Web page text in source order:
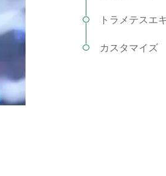
トラメテスエ
カスタマイズ